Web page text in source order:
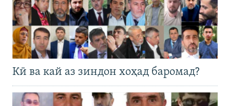
Кӣ ва кай аз зиндон хоҳад баромад?